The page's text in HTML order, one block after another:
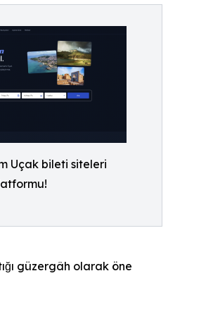
Uçak bileti siteleri
güzergâh olarak öne